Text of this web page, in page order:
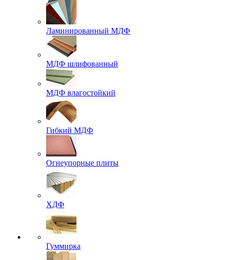
Ламинированный МДФ
МДФ шлифованный
МДФ влагостойкий
Гибкий МДФ
Огнеупорные плиты
ХДФ
Гуммирка